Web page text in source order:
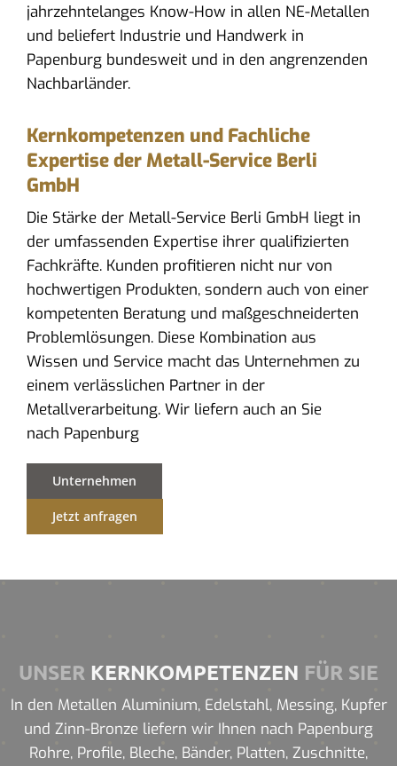
jahrzehntelanges Know-How in allen NE-Metallen
und beliefert Industrie und Handwerk in
Papenburg bundesweit und in den angrenzenden
Nachbarländer.
Kernkompetenzen und Fachliche
Expertise der Metall-Service Berli
GmbH
Die Stärke der Metall-Service Berli GmbH liegt in
der umfassenden Expertise ihrer qualifizierten
Fachkräfte. Kunden profitieren nicht nur von
hochwertigen Produkten, sondern auch von einer
kompetenten Beratung und maßgeschneiderten
Problemlösungen. Diese Kombination aus
Wissen und Service macht das Unternehmen zu
einem verlässlichen Partner in der
Metallverarbeitung. Wir liefern auch an Sie
nach Papenburg
Unternehmen
Jetzt anfragen
UNSER KERNKOMPETENZEN FÜR SIE
In den Metallen Aluminium, Edelstahl, Messing, Kupfer
und Zinn-Bronze liefern wir Ihnen nach Papenburg
Rohre, Profile, Bleche, Bänder, Platten, Zuschnitte,